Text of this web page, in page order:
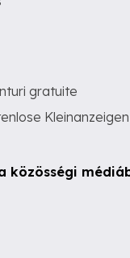
gratuite
Kleinanzeigen
közösségi